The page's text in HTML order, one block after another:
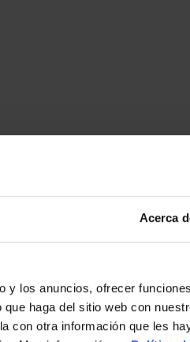
Acerca
y los anuncios, ofrecer
haga del sitio web con
con otra información que les
nocturno
Ethernet